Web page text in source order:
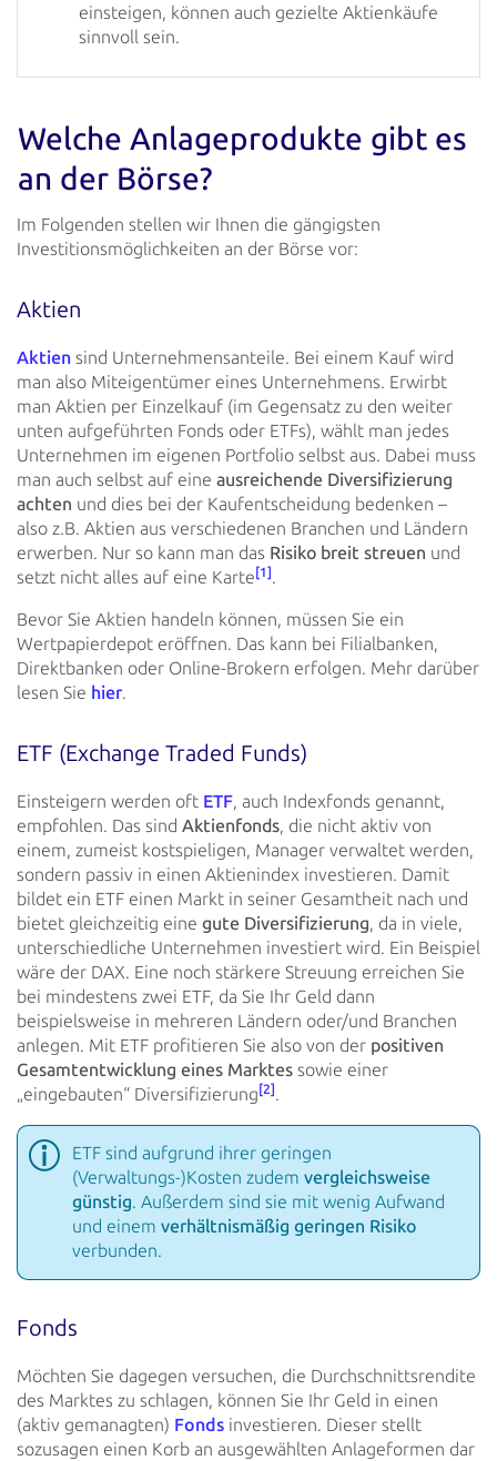
einsteigen, können auch gezielte Aktienkäufe
sinnvoll sein.
Welche Anlageprodukte gibt es
an der Börse?
Im Folgenden stellen wir Ihnen die gängigsten
Investitionsmöglichkeiten an der Börse vor:
Aktien
Aktien sind Unternehmensanteile. Bei einem Kauf wird
man also Miteigentümer eines Unternehmens. Erwirbt
man Aktien per Einzelkauf (im Gegensatz zu den weiter
unten aufgeführten Fonds oder ETFs), wählt man jedes
Unternehmen im eigenen Portfolio selbst aus. Dabei muss
man auch selbst auf eine ausreichende Diversifizierung
achten und dies bei der Kaufentscheidung bedenken –
also z.B. Aktien aus verschiedenen Branchen und Ländern
erwerben. Nur so kann man das Risiko breit streuen und
setzt nicht alles auf eine Karte [1] .
Bevor Sie Aktien handeln können, müssen Sie ein
Wertpapierdepot eröffnen. Das kann bei Filialbanken,
Direktbanken oder Online-Brokern erfolgen. Mehr darüber
lesen Sie hier.
ETF (Exchange Traded Funds)
Einsteigern werden oft ETF, auch Indexfonds genannt,
empfohlen. Das sind Aktienfonds, die nicht aktiv von
einem, zumeist kostspieligen, Manager verwaltet werden,
sondern passiv in einen Aktienindex investieren. Damit
bildet ein ETF einen Markt in seiner Gesamtheit nach und
bietet gleichzeitig eine gute Diversifizierung, da in viele,
unterschiedliche Unternehmen investiert wird. Ein Beispiel
wäre der DAX. Eine noch stärkere Streuung erreichen Sie
bei mindestens zwei ETF, da Sie Ihr Geld dann
beispielsweise in mehreren Ländern oder/und Branchen
anlegen. Mit ETF profitieren Sie also von der positiven
Gesamtentwicklung eines Marktes sowie einer
„eingebauten“ Diversifizierung [2] .
ETF sind aufgrund ihrer geringen
(Verwaltungs-)Kosten zudem vergleichsweise
günstig. Außerdem sind sie mit wenig Aufwand
und einem verhältnismäßig geringen Risiko
verbunden.
Fonds
Möchten Sie dagegen versuchen, die Durchschnittsrendite
des Marktes zu schlagen, können Sie Ihr Geld in einen
(aktiv gemanagten) Fonds investieren. Dieser stellt
sozusagen einen Korb an ausgewählten Anlageformen dar